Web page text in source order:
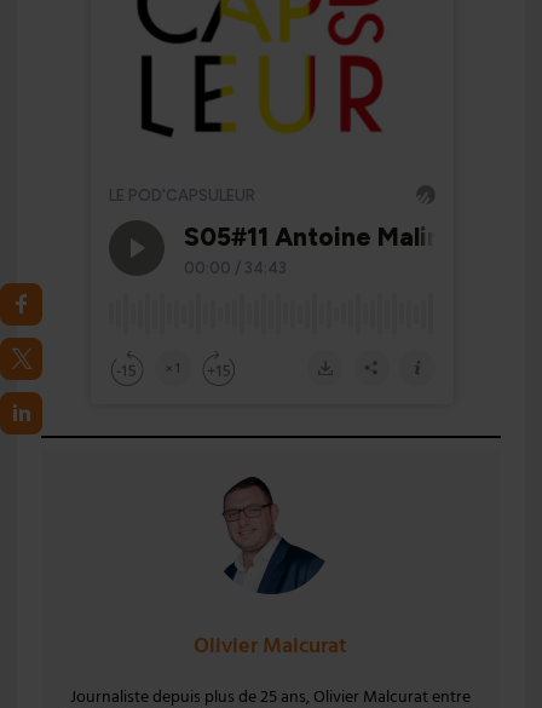
Olivier Malcurat
Journaliste depuis plus de 25 ans, Olivier Malcurat entre